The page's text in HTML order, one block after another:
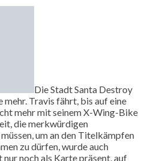
Die Stadt Santa Destroy
mehr. Travis fährt, bis auf eine
mehr mit seinem X-Wing-Bike
die merkwürdigen
um an den Titelkämpfen
zu dürfen, wurde auch
noch als Karte präsent, auf